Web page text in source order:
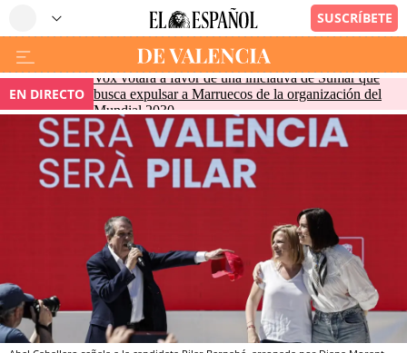
EN DIRECTO
Vox votará a favor de una iniciativa de Sumar que
busca expulsar a Marruecos de la organización del
Mundial 2030